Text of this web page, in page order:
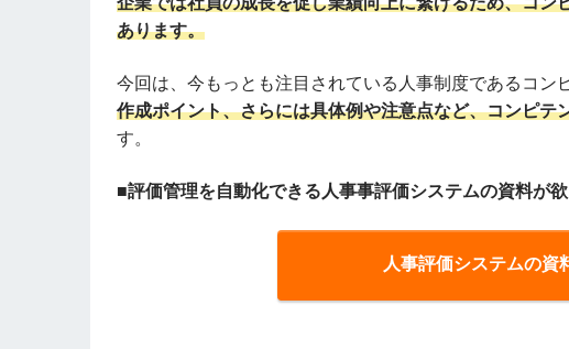
あります。
今回は、今もっとも注目されている人事制度であるコン
作成ポイント、さらには具体例や注意点など、コンピテ
す。
■評価管理を自動化できる人事事評価システムの資料が
人事評価システムの資